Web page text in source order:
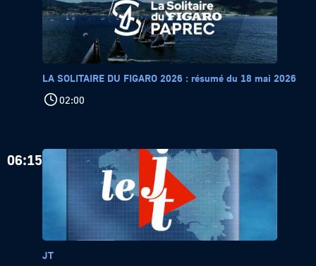
LA SOLITAIRE DU FIGARO 2026 : résumé du 18 mai 2026
02:00
06:15
JT